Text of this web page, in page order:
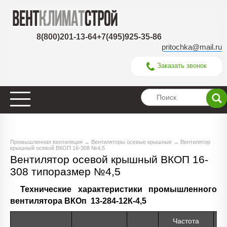
pritochka@mail.ru
+7(495)925-35-86
8(800)201-13-64
Заказать звонок
Промышленная вентиляция → Вентиляторы осевые крышные → Вентилятор
крышный осевой ВКОП 16-308 №4,5
Вентилятор осевой крышный ВКОП 16-
308 типоразмер №4,5
Технические характеристики промышленного
вентилятора ВКОп 13-284-12К-4,5
Частота